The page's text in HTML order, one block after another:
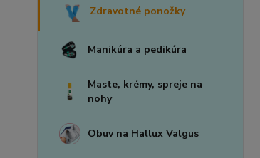
Zdravotné ponožky
Manikúra a pedikúra
Maste, krémy, spreje na
nohy
Obuv na Hallux Valgus